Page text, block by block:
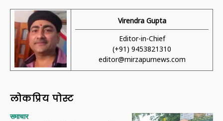
Virendra Gupta
Editor-in-Chief
(+91) 9453821310
editor@mirzapurnews.com
लोकप्रिय पोस्ट
समाचार